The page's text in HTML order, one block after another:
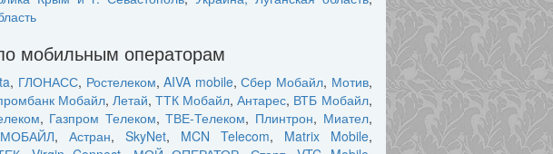
мобильным операторам
, ГЛОНАСС, Ростелеком,AIVA mobile,Сбер Мобайл, Мотив,
Мобайл, Летай,ТТК Мобайл,Антарес, ВТБ Мобайл,
, Газпром Телеком,ТВЕ-Телеком, Плинтрон, Миател,
, Астран, SkyNet, MCN Telecom, Matrix Mobile,